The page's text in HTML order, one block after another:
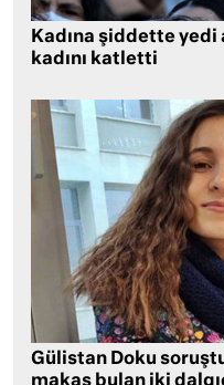
Kadına şiddette yedi
kadını katletti
Gülistan Doku